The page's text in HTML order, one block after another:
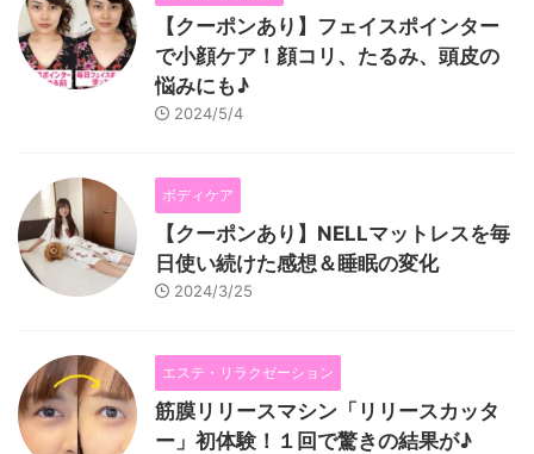
【クーポンあり】フェイスポインター
で小顔ケア！顔コリ、たるみ、頭皮の
悩みにも♪
2024/5/4
ボディケア
【クーポンあり】NELLマットレスを毎
日使い続けた感想＆睡眠の変化
2024/3/25
エステ・リラクゼーション
筋膜リリースマシン「リリースカッタ
ー」初体験！１回で驚きの結果が♪